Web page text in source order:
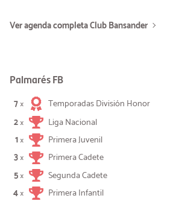
Ver agenda completa Club Bansander
Palmarés FB
7×
Temporadas División Honor
2×
Liga Nacional
1×
Primera Juvenil
3×
Primera Cadete
5×
Segunda Cadete
4×
Primera Infantil